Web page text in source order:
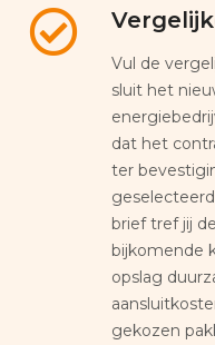
Vul de
sluit het
dat het
ter
brief tref jij
bijkomende
opslag
gekozen